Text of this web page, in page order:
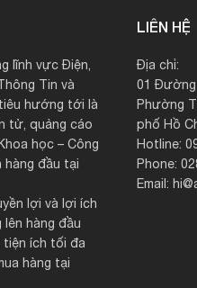
lĩnh vực Điện,
Tin và
hướng tới là
tử, quảng cáo
học – Công
hàng đầu tại
lợi và lợi ích
hàng đầu
tiện ích tối đa
hàng tại
LIÊN HỆ
Địa chỉ:
01 Đường
Phường
phố Hồ
Hotline:
Phone:
Email: